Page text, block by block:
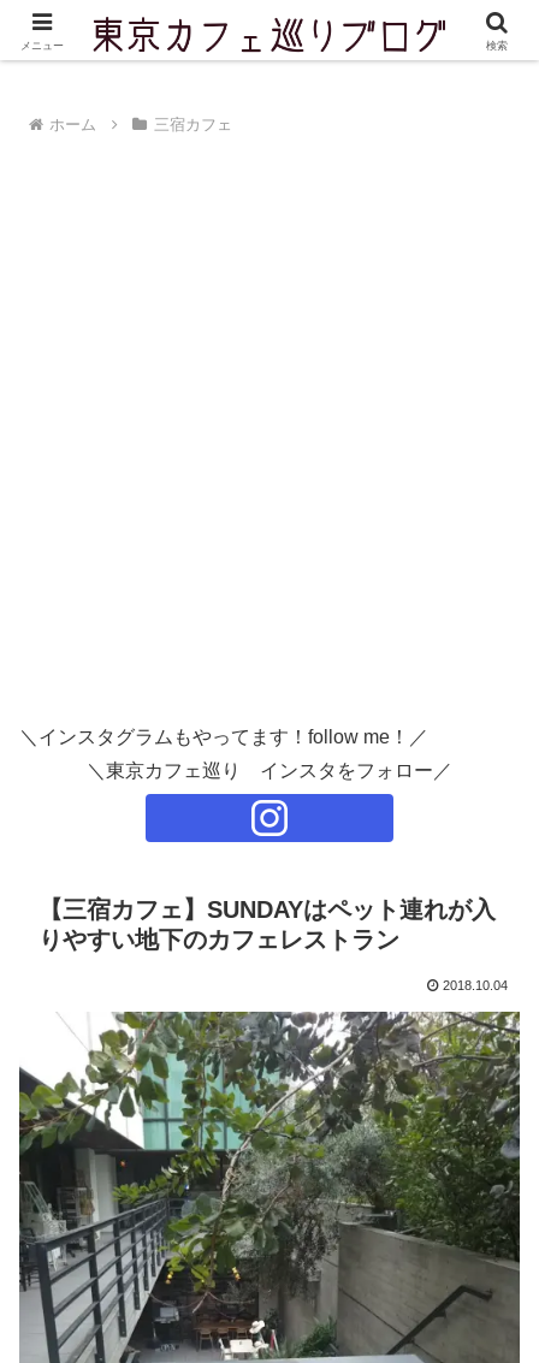
東京を中心に実際に訪問したカフェをご紹介しています
ホーム 三宿カフェ
＼インスタグラムもやってます！follow me！／
＼東京カフェ巡り インスタをフォロー／
【三宿カフェ】SUNDAYはペット連れが入
りやすい地下のカフェレストラン
2018.10.04
メニュー 検索